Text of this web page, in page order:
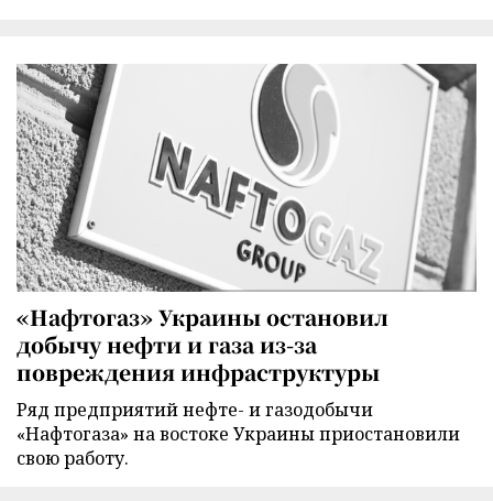
«Нафтогаз» Украины остановил
добычу нефти и газа из-за
повреждения инфраструктуры
Ряд предприятий нефте- и газодобычи
«Нафтогаза» на востоке Украины приостановили
свою работу.